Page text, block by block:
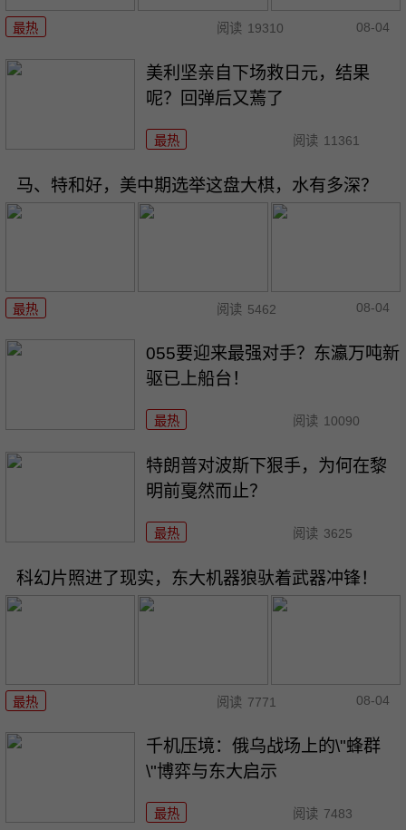
最热 阅读 19310 08-04
美利坚亲自下场救日元，结果
呢？回弹后又蔫了
最热 阅读 11361
马、特和好，美中期选举这盘大棋，水有多深？
最热 阅读 5462 08-04
055要迎来最强对手？东瀛万吨新
驱已上船台！
最热 阅读 10090
特朗普对波斯下狠手，为何在黎
明前戛然而止？
最热 阅读 3625
科幻片照进了现实，东大机器狼驮着武器冲锋！
最热 阅读 7771 08-04
千机压境：俄乌战场上的\"蜂群
\"博弈与东大启示
最热 阅读 7483